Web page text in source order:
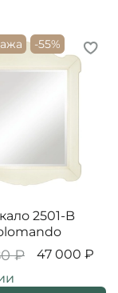
-55%
2501-B
₽
47 000 ₽